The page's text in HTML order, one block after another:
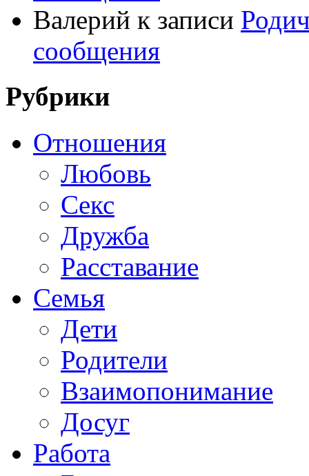
Валерий к записи
сообщения
Рубрики
Отношения
Любовь
Секс
Дружба
Расставание
Семья
Дети
Родители
Взаимопонимание
Досуг
Работа